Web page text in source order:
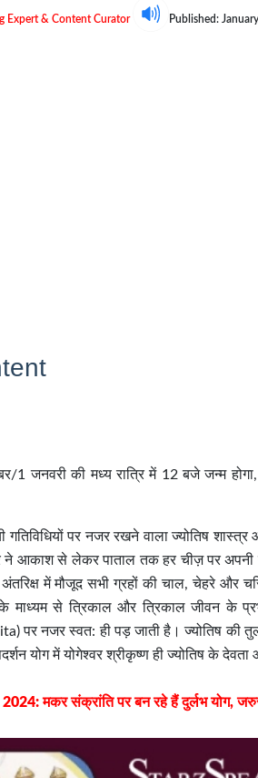
Expert & Content Curator Published:
1 जनवरी की मध्य रात्रि में 12 बजे जन्म
गतिविधियों पर नजर रखने वाला ज्योतिष
ने आकाश से लेकर पाताल तक हर चीज़ पर अपनी
अंतरिक्ष में मौजूद सभी ग्रहों की चाल, चेहरे और
माध्यम से त्रिकाल और त्रिकाल जीवन के
पर नजर स्वत: ही पड़ जाती है। ज्योतिष की
योग में योगेश्वर श्रीकृष्ण ही ज्योतिष के
मकर संक्रांति पर बन रहे हैं दुर्लभ योग,